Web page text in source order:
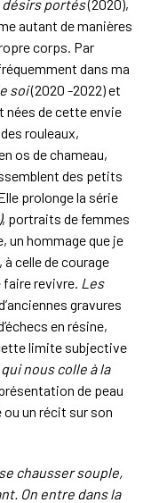
désirs portés(2020),
autant de manières
corps. Par
dans ma
soi(2020 -2022) et
nées de cette envie
rouleaux,
os de chameau,
des petits
prolonge la série
, portraits de femmes
un hommage que je
celle de courage
faire revivre. Les
gravures
en résine,
limite subjective
qui nous colle à la
de peau
un récit sur son
chausser souple,
On entre dans la